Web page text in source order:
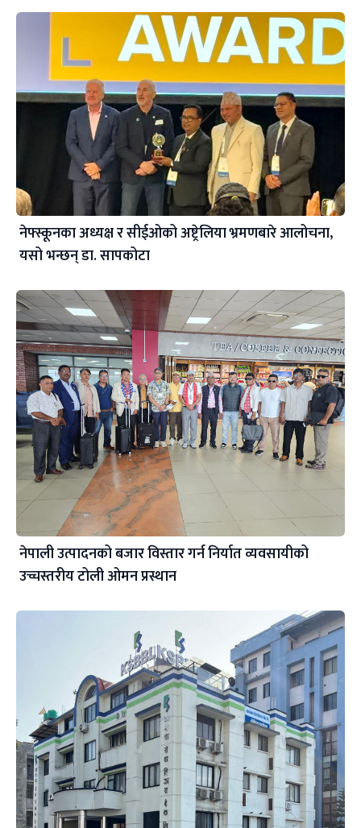
नेफ्स्कूनका अध्यक्ष र सीईओको अष्ट्रेलिया भ्रमणबारे आलोचना,
यसो भन्छन् डा‍. सापकोटा
नेपाली उत्पादनको बजार विस्तार गर्न निर्यात व्यवसायीको
उच्चस्तरीय टोली ओमन प्रस्थान